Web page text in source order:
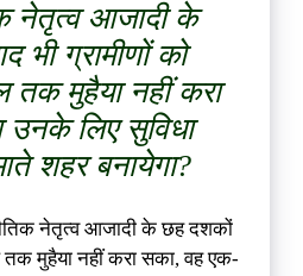
नेतृत्व आजादी के
भी ग्रामीणों को
तक मुहैया नहीं करा
उनके लिए सुविधा
शहर बनायेगा?
नेतृत्व आजादी के छह दशकों
तक मुहैया नहीं करा सका, वह एक-